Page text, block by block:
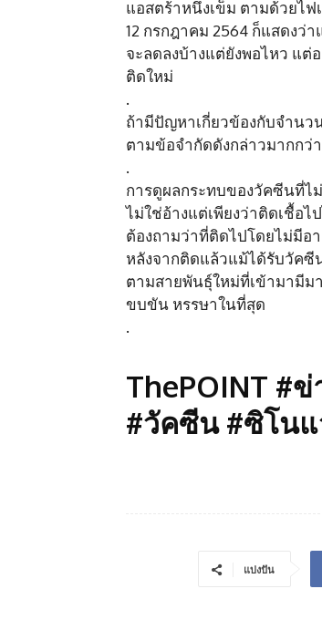
แอสตร้าหนึ่งเข็ม ตามด้วยไ
12 กรกฎาคม 2564 ก็แสดงว่
จะลดลงบ้างแต่ยังพอไหว แต่
ติดใหม่
.
ถ้ามีปัญหาเกี่ยวข้องกับจำนว
ตามข้อจำกัดดังกล่าวมากกว่
.
การดูผลกระทบของวัคซีนที่ไ
ไม่ใช่อ้างแต่เพียงว่าติดเชื้อ
ต้องถามว่าที่ติดไปโดยไม่มีอ
หลังจากติดแล้วแม้ได้รับวัคซี
ตามสายพันธุ์ใหม่ที่เข้ามามีม
ขบขัน หรรษาในที่สุด
.
ThePOINT #
#วัคซีน #ซิโน
แบ่งปัน